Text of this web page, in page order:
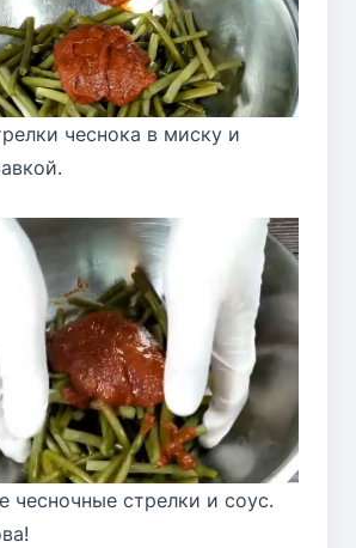
чеснока в миску и
чесночные стрелки и соус.